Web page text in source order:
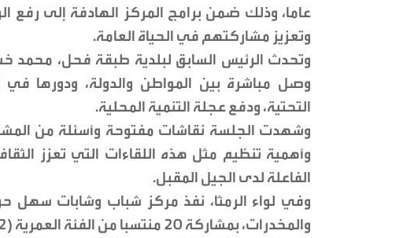
عاما، وذلك ضمن برامج المركز الهادفة إلى
وتعزيز مشاركتهم في الحياة العامة.
وتحدث الرئيس السابق لبلدية طبقة فحل، محمد
وصل مباشرة بين المواطن والدولة، ودورها في
التحتية، ودفع عجلة التنمية المحلية.
وشهدت الجلسة نقاشات مفتوحة وأسئلة من
وأهمية تنظيم مثل هذه اللقاءات التي تعزز
الفاعلة لدى الجيل المقبل.
وفي لواء الرمثا، نفذ مركز شباب وشابات سهل
والمخدرات، بمشاركة 20 منتسبا من الفئة العمرية (12–17) عاما.